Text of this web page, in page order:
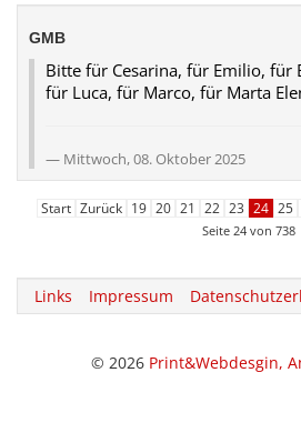
GMB
Bitte für Cesarina, für Emilio, für
für Luca, für Marco, für Marta
Mittwoch, 08. Oktober 2025
Start Zurück 19 20 21 22 23 24 25
Seite 24 von 738
Links Impressum
© 2026 Print&Webdesgin,